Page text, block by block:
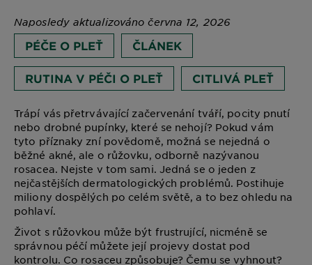
Naposledy aktualizováno června 12, 2026
PÉČE O PLEŤ ČLÁNEK
RUTINA V PÉČI O PLEŤ CITLIVÁ PLEŤ
Trápí vás přetrvávající začervenání tváří, pocity pnutí
nebo drobné pupínky, které se nehojí? Pokud vám
tyto příznaky zní povědomě, možná se nejedná o
běžné akné, ale o růžovku, odborně nazývanou
rosacea. Nejste v tom sami. Jedná se o jeden z
nejčastějších dermatologických problémů. Postihuje
miliony dospělých po celém světě, a to bez ohledu na
pohlaví.
Život s růžovkou může být frustrující, nicméně se
správnou péčí můžete její projevy dostat pod
kontrolu. Co rosaceu způsobuje? Čemu se vyhnout?